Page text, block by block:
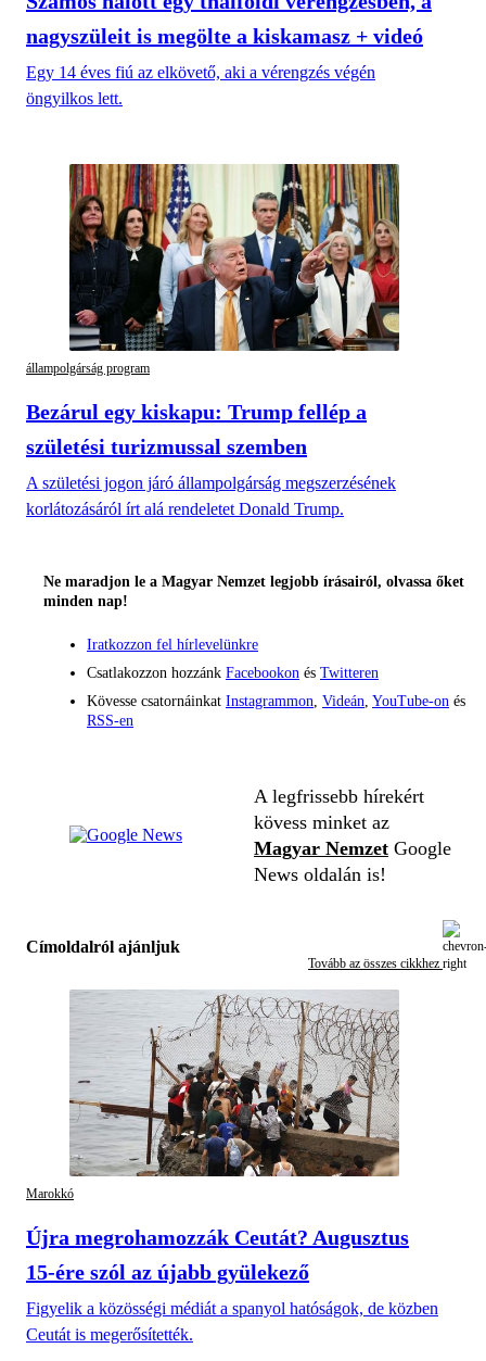
nagyszüleit is megölte a kiskamasz + videó
Egy 14 éves fiú az elkövető, aki a vérengzés végén
öngyilkos lett.
állampolgárság program
Bezárul egy kiskapu: Trump fellép a
születési turizmussal szemben
A születési jogon járó állampolgárság megszerzésének
korlátozásáról írt alá rendeletet Donald Trump.
Ne maradjon le a Magyar Nemzet legjobb írásairól, olvassa őket
minden nap!
Iratkozzon fel hírlevelünkre
Csatlakozzon hozzánk Facebookon és Twitteren
Kövesse csatornáinkat Instagrammon, Videán, YouTube-on és
RSS-en
A legfrissebb hírekért
kövess minket az
Magyar Nemzet Google
News oldalán is!
Címoldalról ajánljuk
Tovább az összes cikkhez
Marokkó
Újra megrohamozzák Ceutát? Augusztus
15-ére szól az újabb gyülekező
Figyelik a közösségi médiát a spanyol hatóságok, de közben
Ceutát is megerősítették.